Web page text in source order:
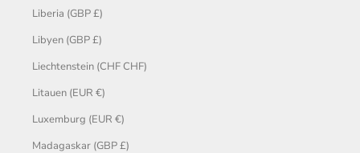
Liberia (GBP £)
Libyen (GBP £)
Liechtenstein (CHF CHF)
Litauen (EUR €)
Luxemburg (EUR €)
Madagaskar (GBP £)